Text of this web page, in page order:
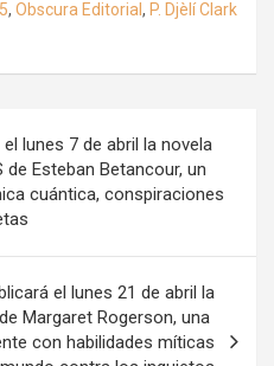
, Obscura Editorial , P. Djèlí Clark
lunes 7 de abril la novela
de Esteban Betancour, un
cuántica, conspiraciones
el lunes 21 de abril la
Margaret Rogerson, una
con habilidades míticas